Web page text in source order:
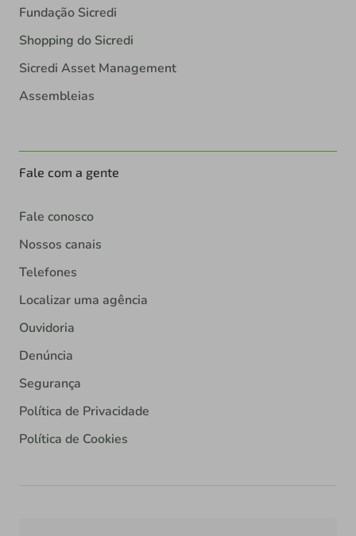
Fundação Sicredi
Shopping do Sicredi
Sicredi Asset Management
Assembleias
Fale com a gente
Fale conosco
Nossos canais
Telefones
Localizar uma agência
Ouvidoria
Denúncia
Segurança
Política de Privacidade
Política de Cookies